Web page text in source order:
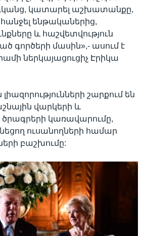
կատարել աշխատանքը,
ենթականերից,
և հաշվետվություն
գործերի մասին»,- ասում է
ներկայացուցիչ Էրիկա
շարքում են
վարկերի և
ծրագրերի կառավարումը,
ուսանողների համար
բաշխումը: